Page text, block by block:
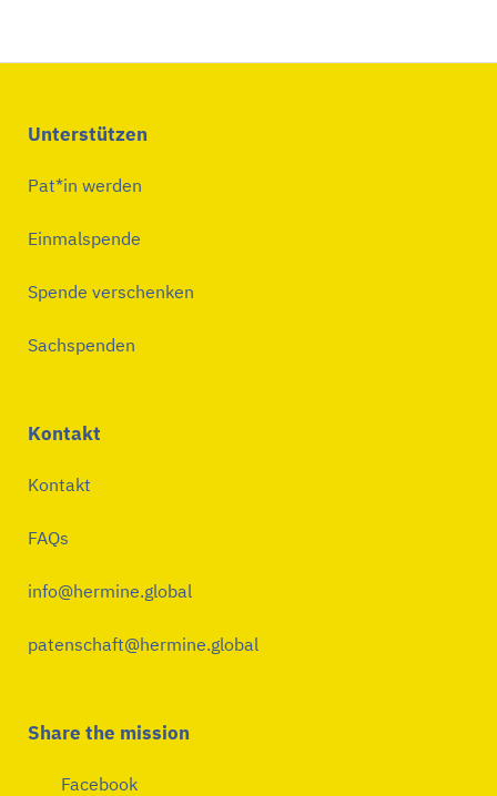
Unterstützen
Pat*in werden
Einmalspende
Spende verschenken
Sachspenden
Kontakt
Kontakt
FAQs
info@hermine.global
patenschaft@hermine.global
Share the mission
Facebook